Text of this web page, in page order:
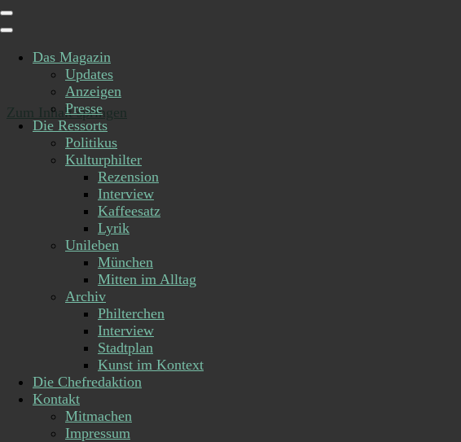
Zum Inhalt springen
Das Magazin
Updates
Anzeigen
Presse
Die Ressorts
Politikus
Kulturphilter
Rezension
Interview
Kaffeesatz
Lyrik
Unileben
München
Mitten im Alltag
Archiv
Philterchen
Interview
Stadtplan
Kunst im Kontext
Die Chefredaktion
Kontakt
Mitmachen
Impressum